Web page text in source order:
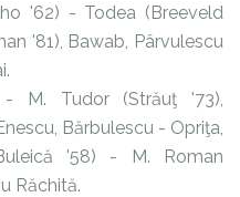
'62) - Todea (Breeveld
'81), Bawab, Pârvulescu
- M. Tudor (Străuţ '73),
Bărbulescu - Opriţa,
'58) - M. Roman
Răchită.